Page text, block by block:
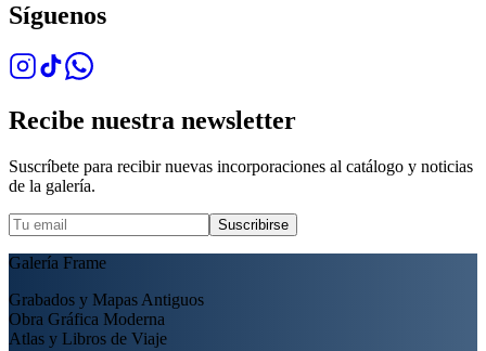
Síguenos
Recibe nuestra newsletter
Suscríbete para recibir nuevas incorporaciones al catálogo y noticias
de la galería.
Suscribirse
Galería Frame
Grabados y Mapas Antiguos
Obra Gráfica Moderna
Atlas y Libros de Viaje